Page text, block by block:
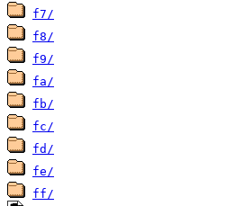
f7/
f8/
f9/
fa/
fb/
fc/
fd/
fe/
ff/